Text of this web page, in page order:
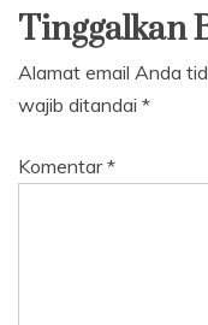
Tinggalkan
Alamat email Anda
wajib ditandai *
Komentar*